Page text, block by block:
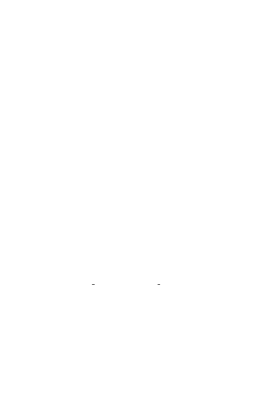
- -